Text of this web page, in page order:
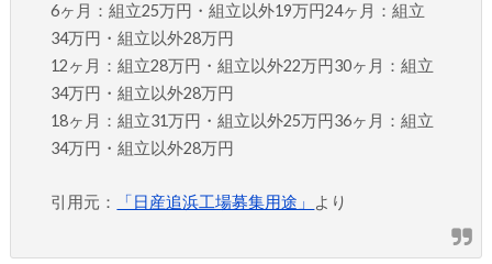
6ヶ月：組立25万円・組立以外19万円24ヶ月：組立
34万円・組立以外28万円
12ヶ月：組立28万円・組立以外22万円30ヶ月：組立
34万円・組立以外28万円
18ヶ月：組立31万円・組立以外25万円36ヶ月：組立
34万円・組立以外28万円
引用元： 「日産追浜工場募集用途」 より